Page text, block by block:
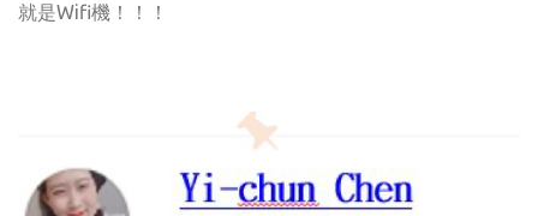
就是Wifi機！！！